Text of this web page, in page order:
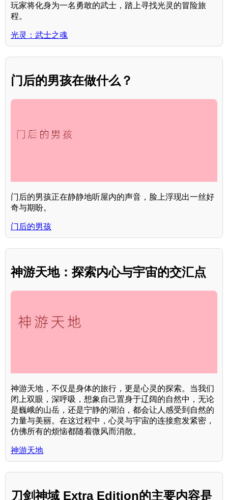
玩家将化身为一名勇敢的武士，踏上寻找光灵的冒险旅
程。
光灵：武士之魂
门后的男孩在做什么？
门后的男孩正在静静地听屋内的声音，脸上浮现出一丝好
奇与期盼。
门后的男孩
神游天地：探索内心与宇宙的交汇点
神游天地，不仅是身体的旅行，更是心灵的探索。当我们
闭上双眼，深呼吸，想象自己置身于辽阔的自然中，无论
是巍峨的山岳，还是宁静的湖泊，都会让人感受到自然的
力量与美丽。在这过程中，心灵与宇宙的连接愈发紧密，
仿佛所有的烦恼都随着微风而消散。
神游天地
刀剑神域 Extra Edition的主要内容是